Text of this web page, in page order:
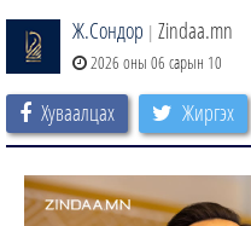
Ж.Сондор | Zindaa.mn
2026 оны 06 сарын 10
Хуваалцах Жиргэх